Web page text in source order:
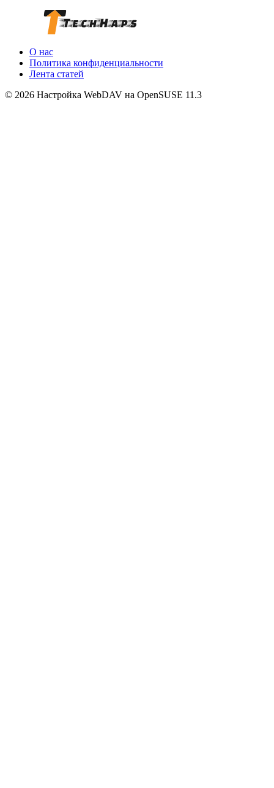
О нас
Политика конфиденциальности
Лента статей
© 2026 Настройка WebDAV на OpenSUSE 11.3